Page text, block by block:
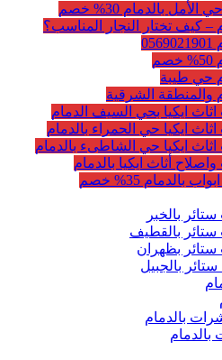
بالدمام 30% خصم
– كيف تختار النجار المناسب؟
حي طيبة
والمنطقة الشرقية
ايكيا بحي السيف الدمام
ايكيا حي الحمراء بالدمام
ايكيا حي الشاطىء بالدمام
أثاث ايكيا بالدمام
35% خصم
بالخبر
بالقطيف
ستائر بظهران
بالجبيل
بالدمام